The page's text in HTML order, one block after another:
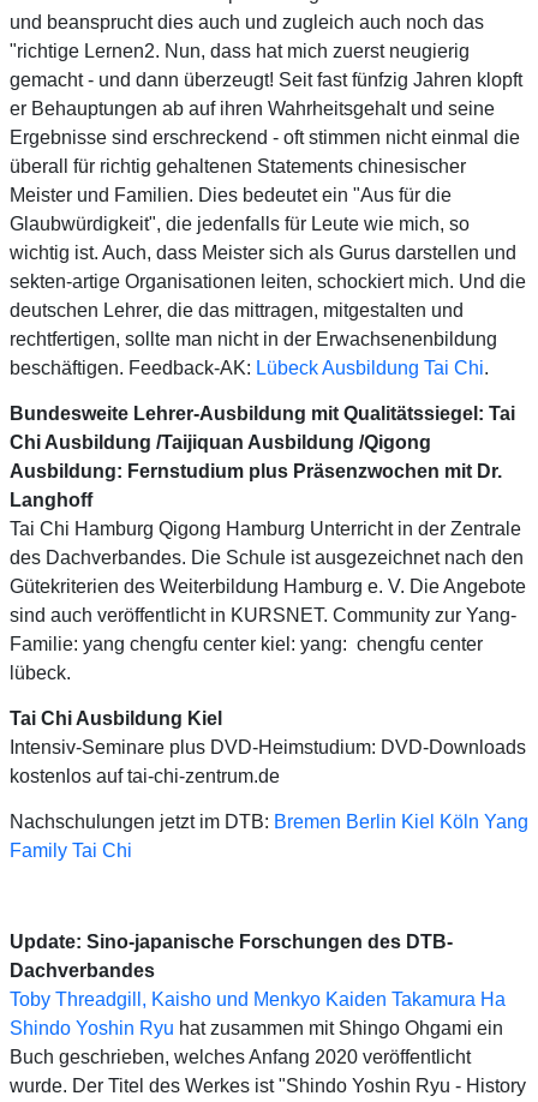
und beansprucht dies auch und zugleich auch noch das
"richtige Lernen2. Nun, dass hat mich zuerst neugierig
gemacht - und dann überzeugt! Seit fast fünfzig Jahren klopft
er Behauptungen ab auf ihren Wahrheitsgehalt und seine
Ergebnisse sind erschreckend - oft stimmen nicht einmal die
überall für richtig gehaltenen Statements chinesischer
Meister und Familien. Dies bedeutet ein "Aus für die
Glaubwürdigkeit", die jedenfalls für Leute wie mich, so
wichtig ist. Auch, dass Meister sich als Gurus darstellen und
sekten-artige Organisationen leiten, schockiert mich. Und die
deutschen Lehrer, die das mittragen, mitgestalten und
rechtfertigen, sollte man nicht in der Erwachsenenbildung
beschäftigen. Feedback-AK: Lübeck Ausbildung Tai Chi.
Bundesweite Lehrer-Ausbildung mit Qualitätssiegel: Tai
Chi Ausbildung /Taijiquan Ausbildung /Qigong
Ausbildung: Fernstudium plus Präsenzwochen mit Dr.
Langhoff
Tai Chi Hamburg Qigong Hamburg Unterricht in der Zentrale
des Dachverbandes. Die Schule ist ausgezeichnet nach den
Gütekriterien des Weiterbildung Hamburg e. V. Die Angebote
sind auch veröffentlicht in KURSNET. Community zur Yang-
Familie: yang chengfu center kiel: yang: chengfu center
lübeck.
Tai Chi Ausbildung Kiel
Intensiv-Seminare plus DVD-Heimstudium: DVD-Downloads
kostenlos auf tai-chi-zentrum.de
Nachschulungen jetzt im DTB: Bremen Berlin Kiel Köln Yang
Family Tai Chi
Update: Sino-japanische Forschungen des DTB-
Dachverbandes
Toby Threadgill, Kaisho und Menkyo Kaiden Takamura Ha
Shindo Yoshin Ryu hat zusammen mit Shingo Ohgami ein
Buch geschrieben, welches Anfang 2020 veröffentlicht
wurde. Der Titel des Werkes ist "Shindo Yoshin Ryu - History